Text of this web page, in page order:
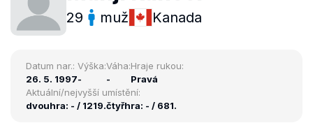
29 muž Kanada
Datum nar.:
26. 5. 1997
Výška:
-
Váha:
-
Hraje rukou:
Pravá
Aktuální/nejvyšší umístění:
dvouhra: - / 1219.čtyřhra: - / 681.